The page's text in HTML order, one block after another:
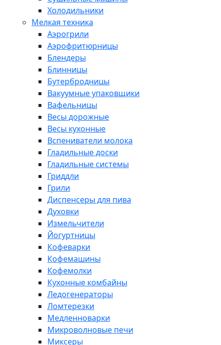
Холодильники
Мелкая техника
Аэрогрили
Аэрофритюрницы
Блендеры
Блинницы
Бутербродницы
Вакуумные упаковщики
Вафельницы
Весы дорожные
Весы кухонные
Вспениватели молока
Гладильные доски
Гладильные системы
Гриддли
Грили
Диспенсеры для пива
Духовки
Измельчители
Йогуртницы
Кофеварки
Кофемашины
Кофемолки
Кухонные комбайны
Ледогенераторы
Ломтерезки
Медленноварки
Микроволновые печи
Миксеры